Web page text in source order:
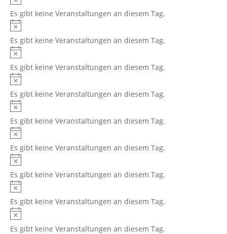
Es gibt keine Veranstaltungen an diesem Tag.
Hinweis
Es gibt keine Veranstaltungen an diesem Tag.
Hinweis
Es gibt keine Veranstaltungen an diesem Tag.
Hinweis
Es gibt keine Veranstaltungen an diesem Tag.
Hinweis
Es gibt keine Veranstaltungen an diesem Tag.
Hinweis
Es gibt keine Veranstaltungen an diesem Tag.
Hinweis
Es gibt keine Veranstaltungen an diesem Tag.
Hinweis
Es gibt keine Veranstaltungen an diesem Tag.
Hinweis
Es gibt keine Veranstaltungen an diesem Tag.